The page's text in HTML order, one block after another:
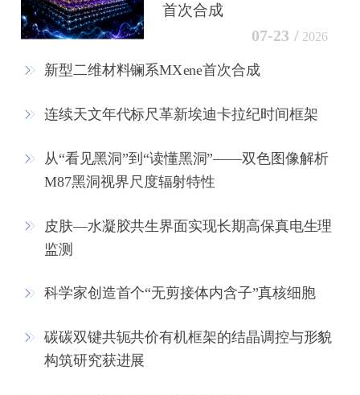
首次合成
07-23 / 2026
新型二维材料镧系MXene首次合成
连续天文年代标尺革新埃迪卡拉纪时间框架
从“看见黑洞”到“读懂黑洞”——双色图像解析
M87黑洞视界尺度辐射特性
皮肤—水凝胶共生界面实现长期高保真电生理
监测
科学家创造首个“无剪接体内含子”真核细胞
碳碳双键共轭共价有机框架的结晶调控与形貌
构筑研究获进展